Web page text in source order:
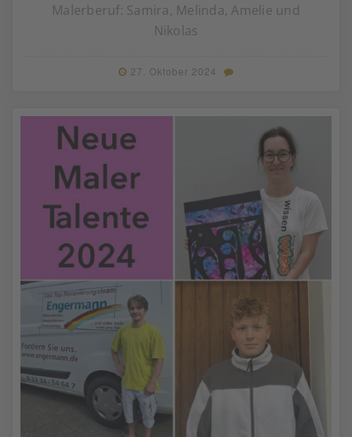
Malerberuf: Samira, Melinda, Amelie und
Nikolas
27. Oktober 2024